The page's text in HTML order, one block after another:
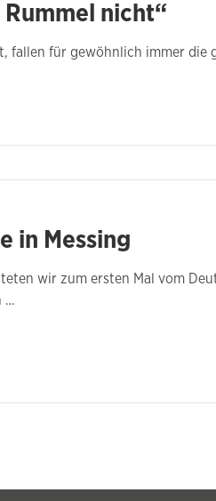
nicht“
fallen für gewöhnlich immer die
in Messing
wir zum ersten Mal vom
…